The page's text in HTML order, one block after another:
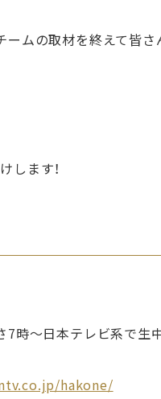
ームの取材を終えて皆さ
します！
7時〜日本テレビ系で生中
hakone/